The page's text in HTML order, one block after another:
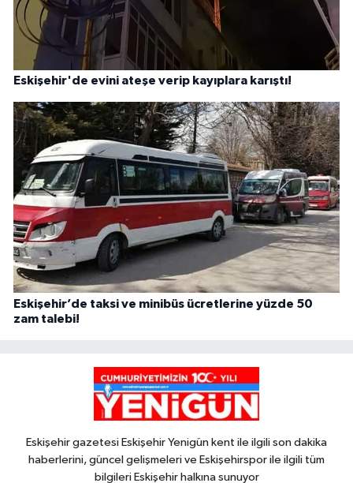
Eskişehir'de evini ateşe verip kayıplara karıştı!
Eskişehir’de taksi ve minibüs ücretlerine yüzde 50
zam talebi!
Eskişehir gazetesi Eskişehir Yenigün kent ile ilgili son dakika
haberlerini, güncel gelişmeleri ve Eskişehirspor ile ilgili tüm
bilgileri Eskişehir halkına sunuyor